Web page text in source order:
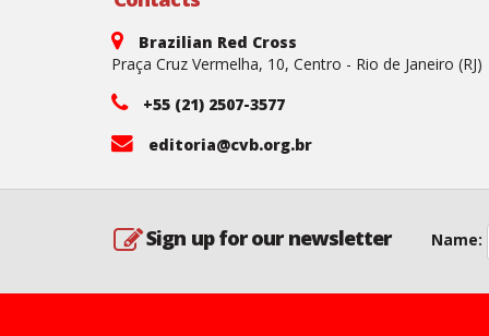
Brazilian Red Cross
Praça Cruz Vermelha, 10, Centro - Rio de Janeiro (RJ)
+55 (21) 2507-3577
editoria@cvb.org.br
Sign up for our newsletter Name: